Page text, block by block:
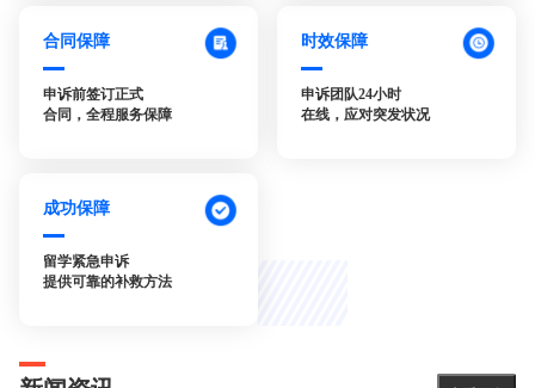
合同保障
申诉前签订正式
合同，全程服务保障
时效保障
申诉团队24小时
在线，应对突发状况
成功保障
留学紧急申诉
提供可靠的补救方法